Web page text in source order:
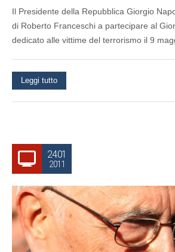
Il Presidente della Repubblica Giorgio
di Roberto Franceschi a partecipare al
dedicato alle vittime del terrorismo il 9
Leggi tutto
24.01
2011